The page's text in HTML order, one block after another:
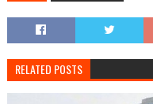
RELATED POSTS